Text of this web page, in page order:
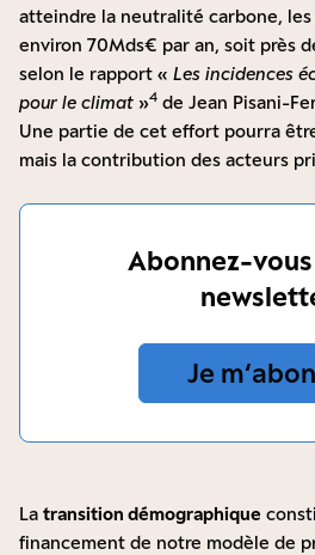
atteindre la neutralité carbone,
environ 70Mds€ par an, soit près
selon le rapport « Les incidences
pour le climat »4 de Jean Pisani-
Une partie de cet effort pourra
mais la contribution des acteurs
Abonnez-
Je
La transition démographique
financement de notre modèle de